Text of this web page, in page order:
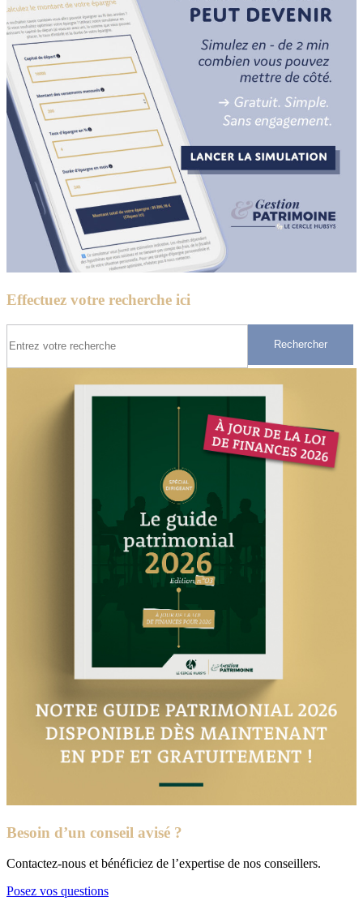
Effectuez votre recherche ici
Besoin d’un conseil avisé ?
Contactez-nous et bénéficiez de l’expertise de nos conseillers.
Posez vos questions